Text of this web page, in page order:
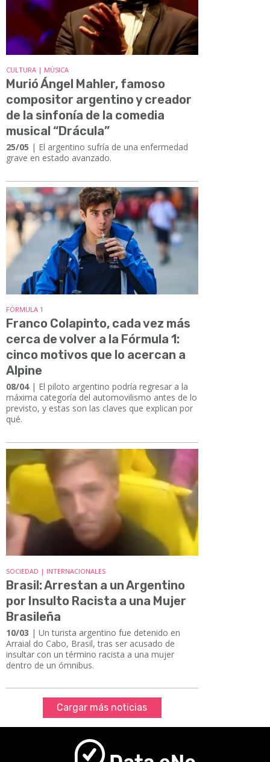
CULTURA | MÚSICA
Murió Ángel Mahler, famoso
compositor argentino y creador
de la sinfonía de la comedia
musical “Drácula”
25/05 | El argentino sufría de una enfermedad
grave en estado avanzado.
FÓRMULA 1
Franco Colapinto, cada vez más
cerca de volver a la Fórmula 1:
cinco motivos que lo acercan a
Alpine
08/04| El piloto argentino podría regresar a la
máxima categoría del automovilismo antes de lo
previsto, y estas son las claves que explican por
qué.
SOCIEDAD | INTERNACIONALES
Brasil: Arrestan a un Argentino
por Insulto Racista a una Mujer
Brasileña
10/03 | Un turista argentino fue detenido en
Arraial do Cabo, Brasil, tras ser acusado de
insultar con un término racista a una mujer
dentro de un ómnibus.
Cargar más noticias